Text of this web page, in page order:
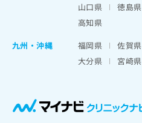
山口県
徳島県
高知県
九州・沖縄
福岡県 佐賀県
大分県
宮崎県